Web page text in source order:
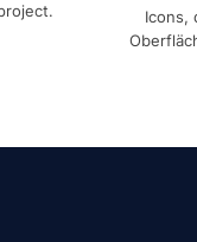
Icons,